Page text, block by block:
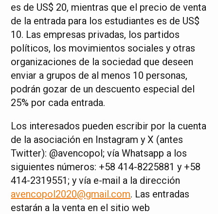
es de US$ 20, mientras que el precio de venta
de la entrada para los estudiantes es de US$
10. Las empresas privadas, los partidos
políticos, los movimientos sociales y otras
organizaciones de la sociedad que deseen
enviar a grupos de al menos 10 personas,
podrán gozar de un descuento especial del
25% por cada entrada.
Los interesados pueden escribir por la cuenta
de la asociación en Instagram y X (antes
Twitter): @avencopol; vía Whatsapp a los
siguientes números: +58 414-8225881 y +58
414-2319551; y vía e-mail a la dirección
avencopol2020@gmail.com. Las entradas
estarán a la venta en el sitio web